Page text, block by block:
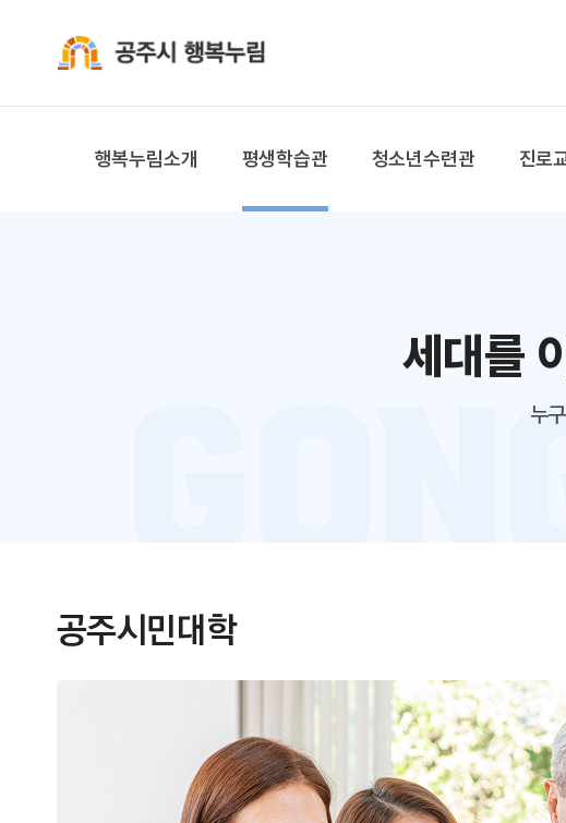
행복누림소개 평생학습관 청소년수련관 진로
세대를
누
공주시민대학